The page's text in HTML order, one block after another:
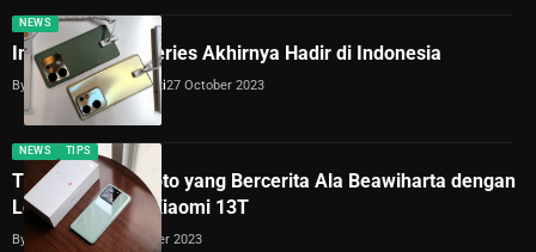
NEWS
Infinix Zero 30 Series Akhirnya Hadir di Indonesia
By Dimas Galih Windudjati27 October 2023
NEWS TIPS
Tips Membuat Foto yang Bercerita Ala Beawiharta dengan
Leica Authentic Xiaomi 13T
By Lukman Azis 26 October 2023